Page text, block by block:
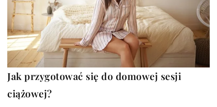
Jak przygotować się do domowej sesji
ciążowej?